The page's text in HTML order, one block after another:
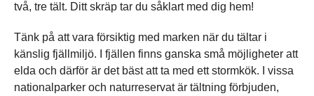
två, tre tält. Ditt skräp tar du såklart med dig hem!
Tänk på att vara försiktig med marken när du tältar i
känslig fjällmiljö. I fjällen finns ganska små möjligheter att
elda och därför är det bäst att ta med ett stormkök. I vissa
nationalparker och naturreservat är tältning förbjuden,